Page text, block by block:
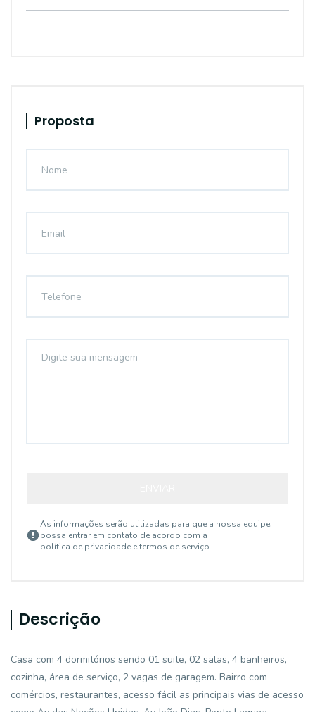
Proposta
As informações serão utilizadas para que a nossa equipe
possa entrar em contato de acordo com a
política de privacidade e termos de serviço
Descrição
Casa com 4 dormitórios sendo 01 suite, 02 salas, 4 banheiros,
cozinha, área de serviço, 2 vagas de garagem. Bairro com
comércios, restaurantes, acesso fácil as principais vias de acesso